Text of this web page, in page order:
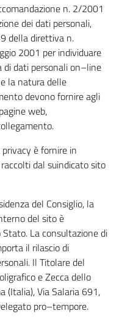
n. 2/2001
dei dati personali,
della direttiva n.
2001 per individuare
di dati personali on–line
la natura delle
devono fornire agli
web,
è fornire in
dal suindicato sito
del Consiglio, la
del sito è
La consultazione di
il rilascio di
Il Titolare del
e Zecca dello
(Italia), Via Salaria 691,
pro–tempore.